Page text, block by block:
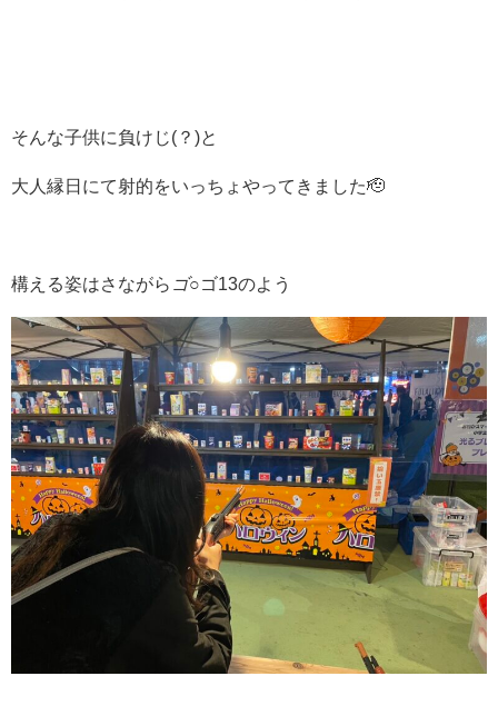
そんな子供に負けじ ( ？ )と
大人縁日にて射的をいっちょやってきました🫡
構える姿はさながら ゴ○ゴ13のよう